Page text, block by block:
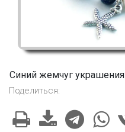
Синий жемчуг украшения
Поделиться: